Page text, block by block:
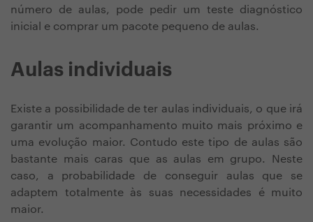
número de aulas, pode pedir um teste diagnóstico
inicial e comprar um pacote pequeno de aulas.
Aulas individuais
Existe a possibilidade de ter aulas individuais, o que irá
garantir um acompanhamento muito mais próximo e
uma evolução maior. Contudo este tipo de aulas são
bastante mais caras que as aulas em grupo. Neste
caso, a probabilidade de conseguir aulas que se
adaptem totalmente às suas necessidades é muito
maior.